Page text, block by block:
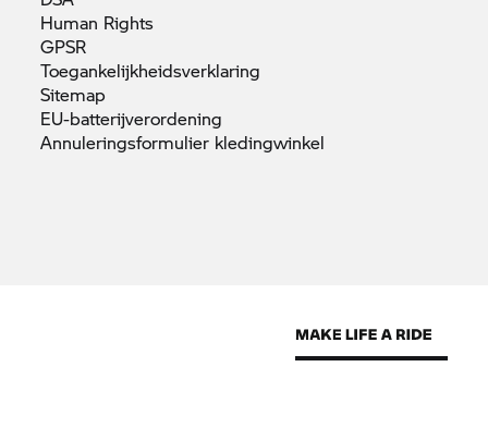
Human Rights
GPSR
Toegankelijkheidsverklaring
Sitemap
EU-batterijverordening
Annuleringsformulier kledingwinkel